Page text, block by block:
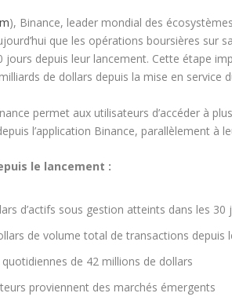
), Binance, leader mondial des
que les opérations boursières sur
jours depuis leur lancement. Cette étape
de dollars depuis la mise en service
permet aux utilisateurs d’accéder à
l’application Binance, parallèlement à
le lancement :
d’actifs sous gestion atteints dans les
de volume total de transactions depuis
de 42 millions de dollars
proviennent des marchés émergents